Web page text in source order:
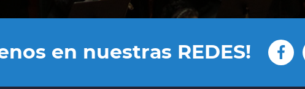
en nuestras REDES!